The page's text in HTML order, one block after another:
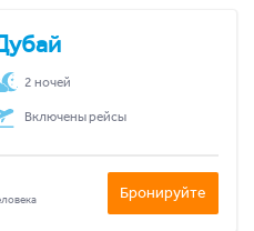
2 ночей
Включены рейсы
Бронируйте